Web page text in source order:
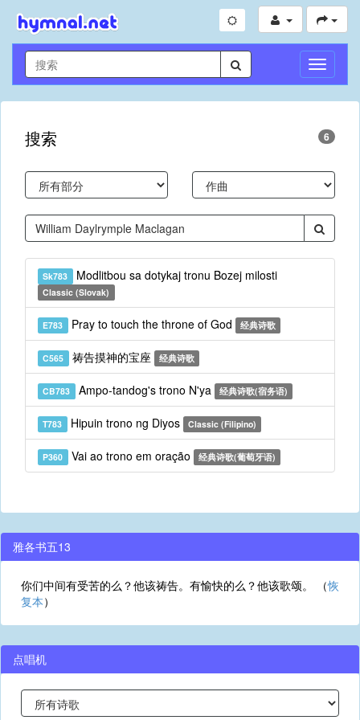
切
换
导
搜索 6
Sk783 Modlitbou sa dotykaj tronu Bozej milosti
Classic (Slovak)
E783 Pray to touch the throne of God 经典诗歌
C565 祷告摸神的宝座 经典诗歌
CB783 Ampo-tandog's trono N'ya 经典诗歌(宿务语)
T783 Hipuin trono ng Diyos Classic (Filipino)
P360 Vai ao trono em oração 经典诗歌(葡萄牙语)
雅各书五13
你们中间有受苦的么？他该祷告。有愉快的么？他该歌颂。 （恢
复本）
点唱机